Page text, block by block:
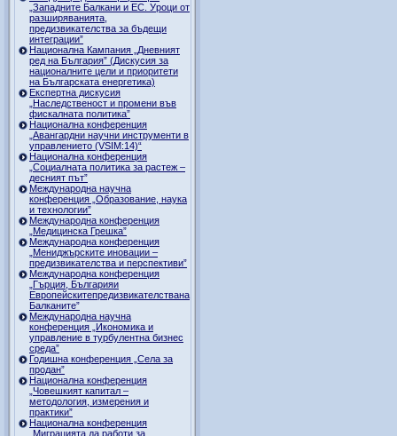
„Западните Балкани и ЕС. Уроци от
разширяванията,
предизвикателства за бъдещи
интеграции”
Национална Кампания „Дневният
ред на България” (Дискусия за
националните цели и приоритети
на Българската енергетика)
Експертна дискусия
„Наследственост и промени във
фискалната политика”
Национална конференция
„Авангардни научни инструменти в
управлението (VSIM:14)“
Национална конференция
„Социалната политика за растеж –
десният път”
Международна научна
конференция „Образование, наука
и технологии”
Международна конференция
„Медицинска Грешка”
Международна конференция
„Мениджърските иновации –
предизвикателства и перспективи”
Международна конференция
„Гърция, Българияи
Европейскитепредизвикателствана
Балканите”
Международна научна
конференция „Икономика и
управление в турбулентна бизнес
среда”
Годишна конференция „Селa за
продан”
Национална конференция
„Човешкият капитал –
методология, измерения и
практики”
Национална конференция
„Миграцията да работи за